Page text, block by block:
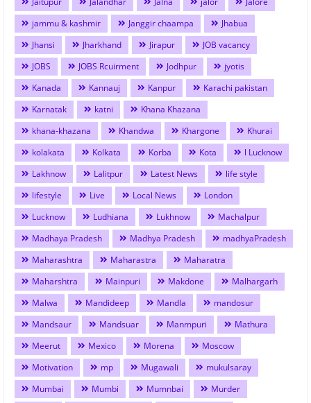
jammu & kashmir
Janggir chaampa
Jhabua
Jhansi
Jharkhand Jirapur
JOB vacancy
JOBS
JOBS Rcuirment Jodhpur
jyotis
Kanada
Kannauj Kanpur
Karachi pakistan
Karnatak
katni
Khana Khazana
khana-khazana
Khandwa Khargone
Khurai
kolakata
Kolkata Korba Kota
l Lucknow
Lakhnow
Lalitpur Latest News
life style
lifestyle
Live Local News
London
Lucknow
Ludhiana Lukhnow
Machalpur
Madhaya Pradesh
Madhya Pradesh
madhyaPradesh
Maharashtra
Maharastra
Maharatra
Maharshtra
Mainpuri Makdone
Malhargarh
Malwa
Mandideep Mandla
mandosur
Mandsaur
Mandsuar Manmpuri
Mathura
Meerut
Mexico Morena
Moscow
Motivation
mp Mugawali
mukulsaray
Mumbai
Mumbi Mumnbai
Murder